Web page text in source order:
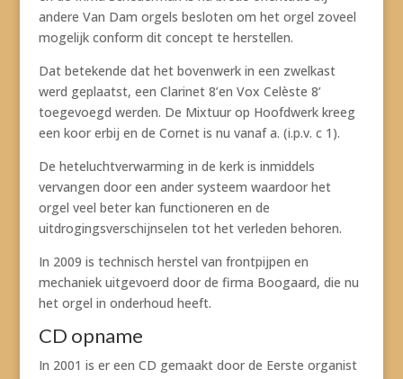
andere Van Dam orgels besloten om het orgel zoveel
mogelijk conform dit concept te herstellen.
Dat betekende dat het bovenwerk in een zwelkast
werd geplaatst, een Clarinet 8’en Vox Celèste 8’
toegevoegd werden. De Mixtuur op Hoofdwerk kreeg
een koor erbij en de Cornet is nu vanaf a. (i.p.v. c 1).
De heteluchtverwarming in de kerk is inmiddels
vervangen door een ander systeem waardoor het
orgel veel beter kan functioneren en de
uitdrogingsverschijnselen tot het verleden behoren.
In 2009 is technisch herstel van frontpijpen en
mechaniek uitgevoerd door de firma Boogaard, die nu
het orgel in onderhoud heeft.
CD opname
In 2001 is er een CD gemaakt door de Eerste organist